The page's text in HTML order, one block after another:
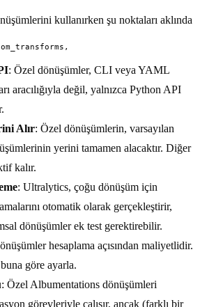
kullanırken şu noktaları aklında
: Özel dönüşümler, CLI veya YAML
aracılığıyla değil, yalnızca Python API
Alır: Özel dönüşümlerin, varsayılan
yerini tamamen alacaktır. Diğer
kalır.
: Ultralytics, çoğu dönüşüm için
otomatik olarak gerçekleştirir,
dönüşümler ek test gerektirebilir.
hesaplama açısından maliyetlidir.
göre ayarla.
: Özel Albumentations dönüşümleri
görevleriyle çalışır, ancak (farklı bir